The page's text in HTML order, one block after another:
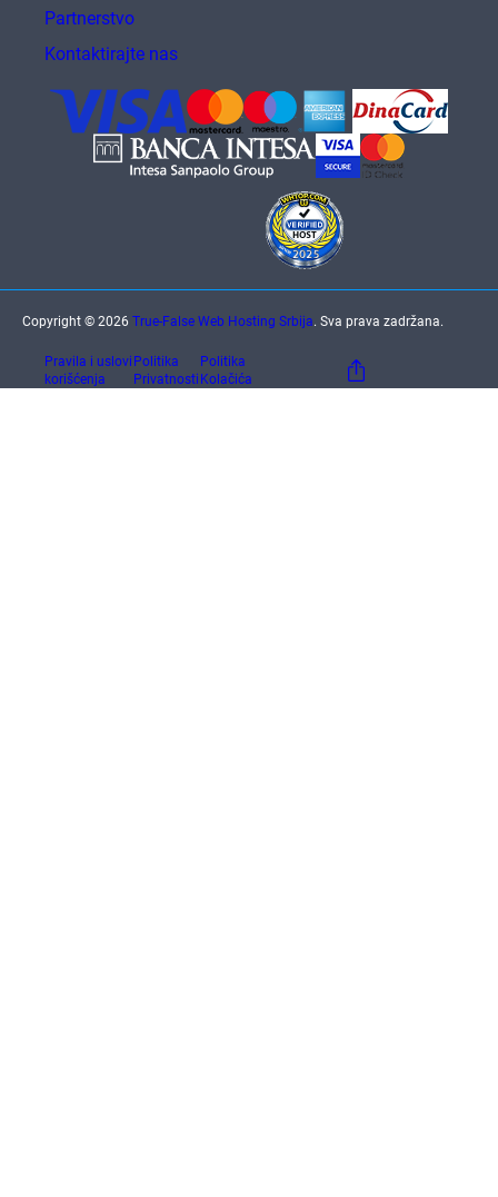
Partnerstvo
Kontaktirajte nas
Copyright © 2026 True-False Web Hosting Srbija. Sva prava zadržana.
Pravila i uslovi
korišćenja
Politika
Privatnosti
Politika
Kolačića